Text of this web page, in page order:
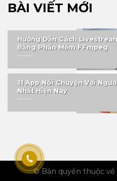
BÀI VIẾT MỚI
Hướng Dẫn Cách
Bằng Phần Mềm FFmpeg
11 App Nói Chuyện Với
Nhất Hiện Nay
© Bản quyền thuộc về